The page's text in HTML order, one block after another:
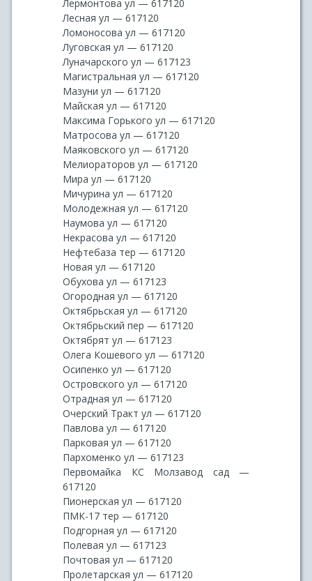
Лермонтова ул — 617120
Лесная ул — 617120
Ломоносова ул — 617120
Луговская ул — 617120
Луначарского ул — 617123
Магистральная ул — 617120
Мазуни ул — 617120
Майская ул — 617120
Максима Горького ул — 617120
Матросова ул — 617120
Маяковского ул — 617120
Мелиораторов ул — 617120
Мира ул — 617120
Мичурина ул — 617120
Молодежная ул — 617120
Наумова ул — 617120
Некрасова ул — 617120
Нефтебаза тер — 617120
Новая ул — 617120
Обухова ул — 617123
Огородная ул — 617120
Октябрьская ул — 617120
Октябрьский пер — 617120
Октябрят ул — 617123
Олега Кошевого ул — 617120
Осипенко ул — 617120
Островского ул — 617120
Отрадная ул — 617120
Очерский Тракт ул — 617120
Павлова ул — 617120
Парковая ул — 617120
Пархоменко ул — 617123
Первомайка КС Молзавод сад —
617120
Пионерская ул — 617120
ПМК-17 тер — 617120
Подгорная ул — 617120
Полевая ул — 617123
Почтовая ул — 617120
Пролетарская ул — 617120